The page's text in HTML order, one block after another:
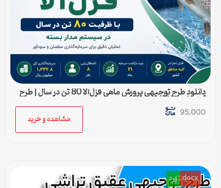
دانلود طرح توجیهی پرورش ماهی قزل‌آلا 80 تن در سال | طرح
آماده Word قابل ویرایش
95,000
مشاهده و خرید
docx ورد